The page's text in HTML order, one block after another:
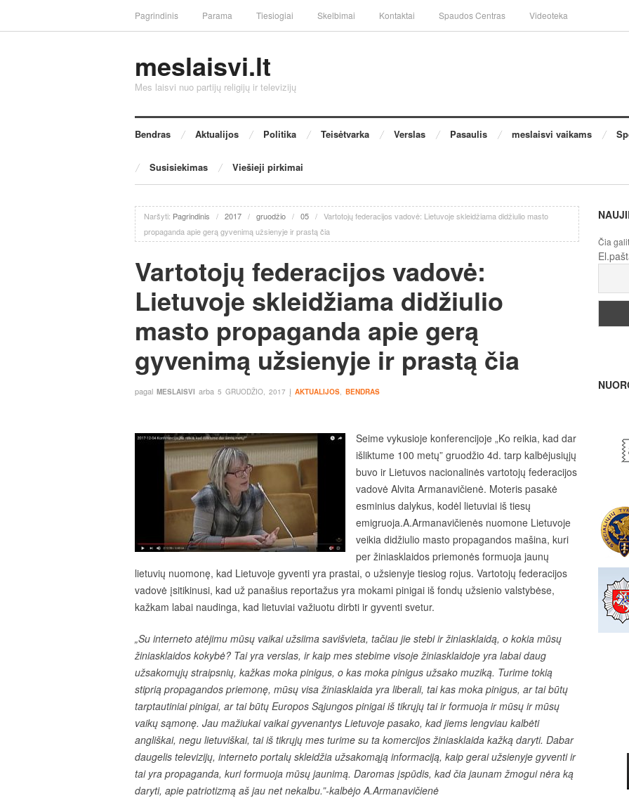
Pagrindinis Parama Tiesiogiai Skelbimai Kontaktai Spaudos Centras Videoteka
meslaisvi.lt
Mes laisvi nuo partijų religijų ir televizijų
Bendras Aktualijos Politika Teisėtvarka Verslas Pasaulis meslaisvi vaikams
Susisiekimas Viešieji pirkimai
Naršyti: Pagrindinis / 2017 / gruodžio / 05 / Vartotojų federacijos vadovė: Lietuvoje skleidžiama didžiulio masto
propaganda apie gerą gyvenimą užsienyje ir prastą čia
Vartotojų federacijos vadovė:
Lietuvoje skleidžiama didžiulio
masto propaganda apie gerą
gyvenimą užsienyje ir prastą čia
pagal MESLAISVI arba 5 GRUODŽIO, 2017 į AKTUALIJOS, BENDRAS
Seime vykusioje konferencijoje „Ko reikia, kad dar
išliktume 100 metų” gruodžio 4d. tarp kalbėjusiųjų
buvo ir Lietuvos nacionalinės vartotojų federacijos
vadovė Alvita Armanavičienė. Moteris pasakė
esminius dalykus, kodėl lietuviai iš tiesų
emigruoja.A.Armanavičienės nuomone Lietuvoje
veikia didžiulio masto propagandos mašina, kuri
per žiniasklaidos priemonės formuoja jaunų
lietuvių nuomonę, kad Lietuvoje gyventi yra prastai, o užsienyje tiesiog rojus. Vartotojų federacijos
vadovė įsitikinusi, kad už panašius reportažus yra mokami pinigai iš fondų užsienio valstybėse,
kažkam labai naudinga, kad lietuviai važiuotu dirbti ir gyventi svetur.
„Su interneto atėjimu mūsų vaikai užsiima savišvieta, tačiau jie stebi ir žiniasklaidą, o kokia mūsų
žiniasklaidos kokybė? Tai yra verslas, ir kaip mes stebime visoje žiniasklaidoje yra labai daug
užsakomųjų straipsnių, kažkas moka pinigus, o kas moka pinigus užsako muziką. Turime tokią
stiprią propagandos priemonę, mūsų visa žiniasklaida yra liberali, tai kas moka pinigus, ar tai būtų
tarptautiniai pinigai, ar tai būtų Europos Sąjungos pinigai iš tikrųjų tai ir formuoja ir mūsų ir mūsų
vaikų sąmonę. Jau mažiukai vaikai gyvenantys Lietuvoje pasako, kad jiems lengviau kalbėti
angliškai, negu lietuviškai, tai iš tikrųjų mes turime su ta komercijos žiniasklaida kažką daryti. Dabar
daugelis televizijų, interneto portalų skleidžia užsakomąją informaciją, kaip gerai užsienyje gyventi ir
tai yra propaganda, kuri formuoja mūsų jaunimą. Daromas įspūdis, kad čia jaunam žmogui nėra ką
daryti, apie patriotizmą aš jau net nekalbu.”-kalbėjo A.Armanavičienė
Čia